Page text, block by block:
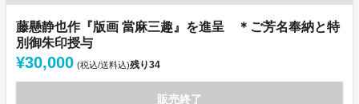
藤懸静也作『版画 當麻三趣』を進呈 ＊ご芳名奉納と特
別御朱印授与
¥30,000 (税込/送料込)残り34
販売終了